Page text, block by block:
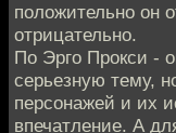
положительно он
отрицательно.
По Эрго Прокси -
серьезную тему,
персонажей и их
впечатление. А